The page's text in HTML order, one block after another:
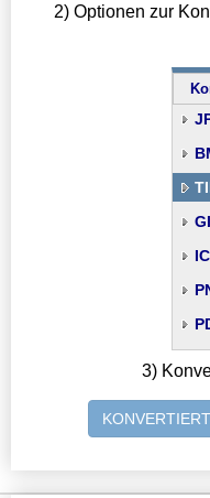
2) Optionen zur
3)